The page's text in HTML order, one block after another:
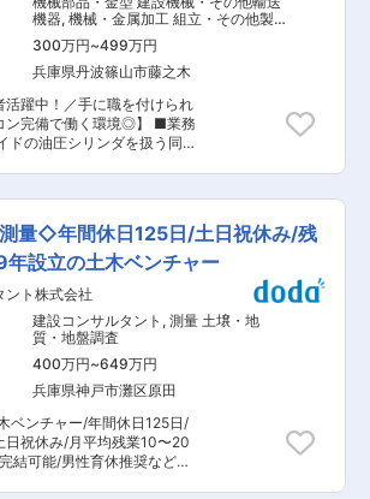
ぶ ・先輩同行で点検・補助
ずつ実務へ ・簡単な点検、
からないことはすぐ聞ける環
ち（目安1〜2年） ・担当エ
応 ・難しい案件は先輩がフ
修・集合研修も随時実施 ※資
属組織・職場の
若手社員も多数活躍中で
付いています。 ★こんな
勤や過度な残業を避けたい方
。 ライン作業は個人プレーで
仲間と切磋琢磨しながら成
20〜40代のスタッフが多
まずは職場に慣れることか
： ・直営
約550店舗のプロデュースも
のビジネスモデルの保証金／
ス料から収益を得るのではな
代金を頂くというビジネスモ
会社の定める業務
機器, 機械・金属加工 組立・その他製
造職
300万円~499万円
兵庫県丹波篠山市藤之木
活躍中！／手に職を付けられ
備で働く環境◎】 ■業務
ドの油圧シリンダを扱う同社
持つもので、小さな力を大き
できる装置です。出力や速度
、遠隔操作も可能なため、大
私たちの生活の様々な場面で
す。 《具体的な業務》 ・
オペレーター業務 未経験の
かから始めていただきま
たら、溶接やマシニングセン
検査など高度な技術を必要
いただけます。 《顧客先》
農業機械・医療機器等のメ
フトや納品トラックの開閉部
（油圧シリンダ）を開発から
っております。 ■組織構
代〜60代） 7割の方が中途
が未経験からご活躍されて
測量◇年間休日125日/土日祝休み/残
設立の土木ベンチャー
ント株式会社
建設コンサルタント , 測量 土壌・地
質・地盤調査
400万円~649万円
兵庫県神戸市灘区原田
ベンチャー/年間休日125日/
日祝休み/月平均残業10〜20
結可能/男性育休推奨など働